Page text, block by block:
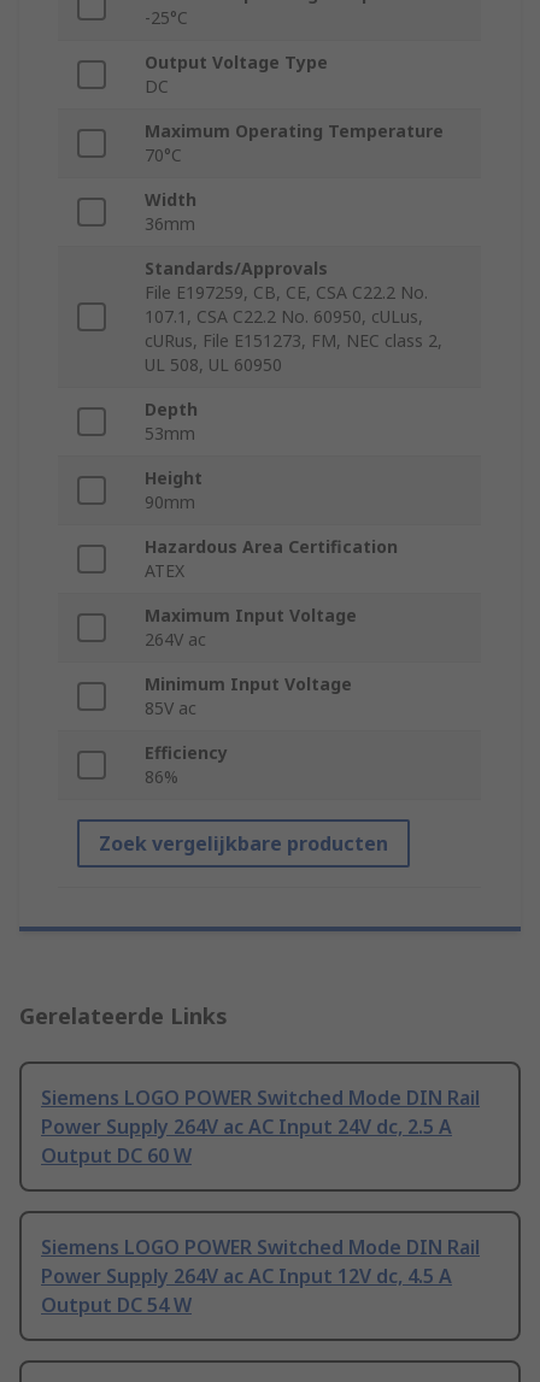
-25°C
Output Voltage Type
DC
Maximum Operating Temperature
70°C
Width
36mm
Standards/Approvals
File E197259, CB, CE, CSA C22.2 No.
107.1, CSA C22.2 No. 60950, cULus,
cURus, File E151273, FM, NEC class 2,
UL 508, UL 60950
Depth
53mm
Height
90mm
Hazardous Area Certification
ATEX
Maximum Input Voltage
264V ac
Minimum Input Voltage
85V ac
Efficiency
86%
Zoek vergelijkbare producten
Gerelateerde Links
Siemens LOGO POWER Switched Mode DIN Rail
Power Supply 264V ac AC Input 24V dc, 2.5 A
Output DC 60 W
Siemens LOGO POWER Switched Mode DIN Rail
Power Supply 264V ac AC Input 12V dc, 4.5 A
Output DC 54 W